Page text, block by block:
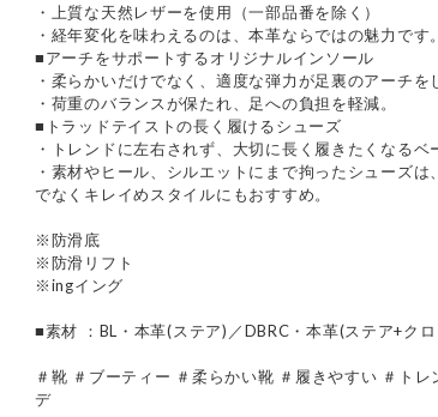
・上質な天然レザーを使用（一部品番を除く）
・経年変化を味わえるのは、本革ならではの魅力です。
■アーチをサポートするオリジナルインソール
・柔らかいだけでなく、適度な弾力が足裏のアーチを
・荷重のバランスが保たれ、足への負担を軽減。
■トラッドテイストの長く履けるシューズ
・トレンドに左右されず、大切に長く履きたくなるベ
・素材やヒール、シルエットにまで拘ったシューズは
でなくキレイめスタイルにもおすすめ。
※防滑底
※防滑リフト
※ingイング
■素材 ：BL・本革(ステア)／DBRC・本革(ステア+ク
＃靴 ＃ブーティー ＃柔らかい靴 ＃履きやすい ＃ト
デ